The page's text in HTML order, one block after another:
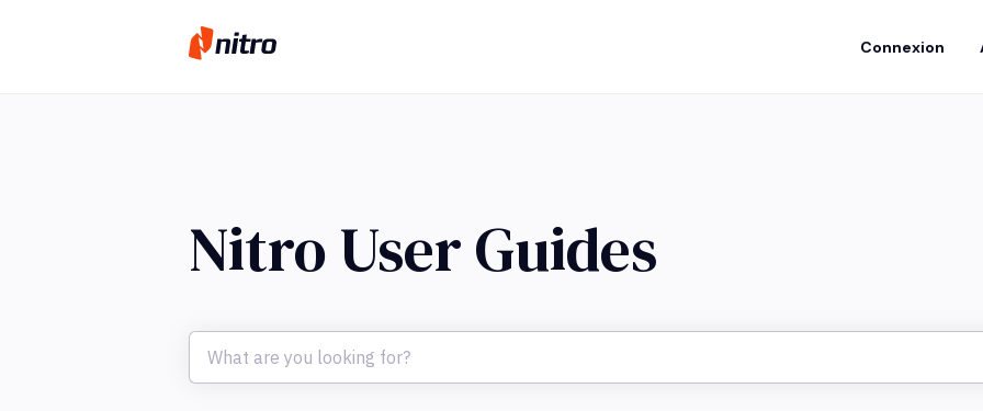
Connexion
Nitro User Guides